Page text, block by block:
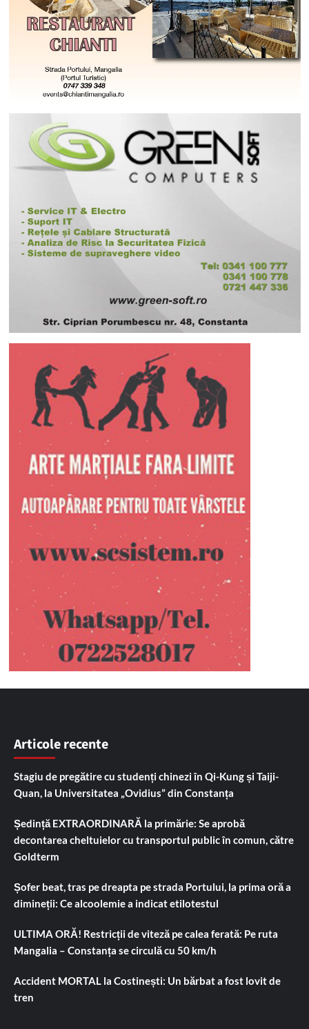
Articole recente
Stagiu de pregătire cu studenți chinezi în Qi-Kung și Taiji-
Quan, la Universitatea „Ovidius” din Constanța
Ședință EXTRAORDINARĂ la primărie: Se aprobă
decontarea cheltuielor cu transportul public în comun, către
Goldterm
Șofer beat, tras pe dreapta pe strada Portului, la prima oră a
dimineții: Ce alcoolemie a indicat etilotestul
ULTIMA ORĂ! Restricții de viteză pe calea ferată: Pe ruta
Mangalia – Constanța se circulă cu 50 km/h
Accident MORTAL la Costinești: Un bărbat a fost lovit de
tren